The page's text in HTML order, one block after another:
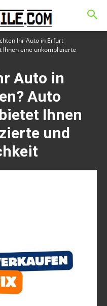
Ihr Auto in Erfurt
Ihnen eine unkomplizierte
Auto in
Auto
Ihnen
und